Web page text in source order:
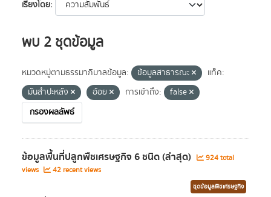
เรียงโดย
พบ 2 ชุดข้อมูล
หมวดหมู่ตามธรรมาภิบาลข้อมูล: ข้อมูลสาธารณะ
แท็ค:
มันสำปะหลัง
อ้อย การเข้าถึง:
false
กรองผลลัพธ์
ข้อมูลพื้นที่ปลูกพืชเศรษฐกิจ 6 ชนิด (ล่าสุด)
924 total
views
42 recent views
ชุดข้อมูลพืชเศรษฐกิจ